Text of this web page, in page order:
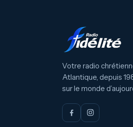
Votre radio
Atlantique, depuis
sur le monde